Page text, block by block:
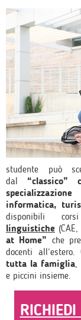
studente può
dal
informatica,
disponibili
linguistiche (CAE,
at Home” che
docenti
tutta la famiglia,
e piccini insieme.